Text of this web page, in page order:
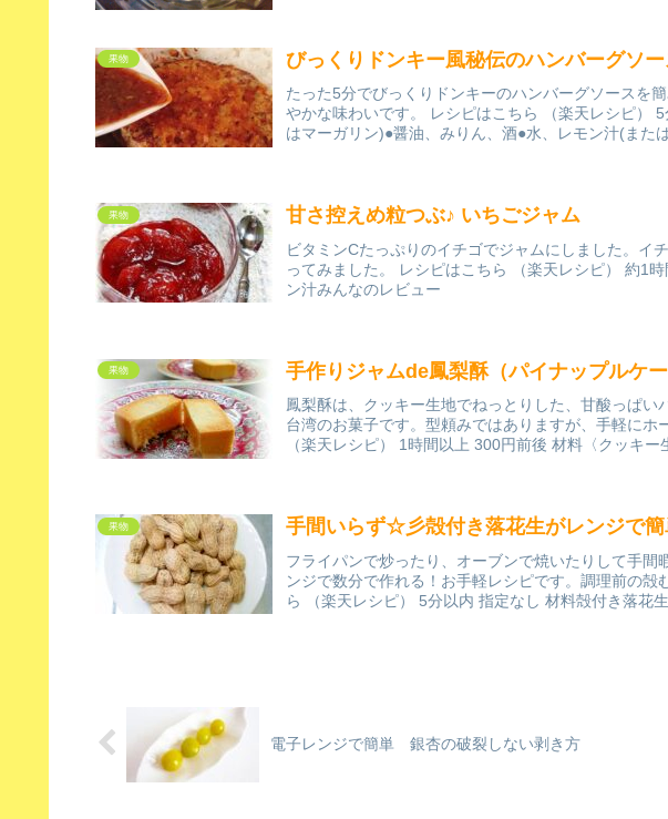
果物 びっくりドンキー風秘伝のハンバーグソー
たった5分でびっくりドンキーのハンバーグソースを
やかな味わいです。 レシピはこちら （楽天レシピ）
はマーガリン)●醤油、みりん、酒●水、レモン汁(または
果物 甘さ控えめ粒つぶ♪ いちごジャム
ビタミンCたっぷりのイチゴでジャムにしました。イ
ってみました。 レシピはこちら （楽天レシピ） 約1
ン汁みんなのレビュー
果物 手作りジャムde鳳梨酥（パイナップルケー
鳳梨酥は、クッキー生地でねっとりした、甘酸っぱい
台湾のお菓子です。型頼みではありますが、手軽にホ
（楽天レシピ） 1時間以上 300円前後 材料〈クッキー
果物 手間いらず☆彡殻付き落花生がレンジで
フライパンで炒ったり、オーブンで焼いたりして手間
ンジで数分で作れる！お手軽レシピです。調理前の殻
ら （楽天レシピ） 5分以内 指定なし 材料殻付き落花
電子レンジで簡単 銀杏の破裂しない剥き方